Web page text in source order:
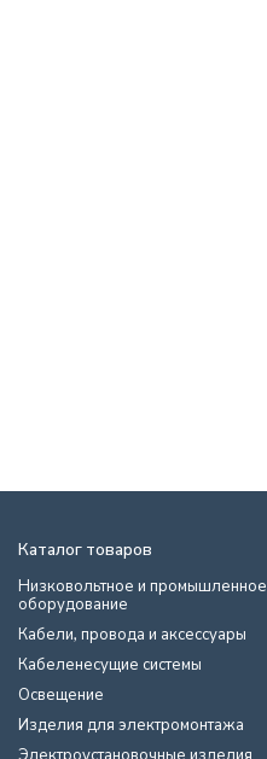
Каталог товаров
Низковольтное и промышленное
оборудование
Кабели, провода и аксессуары
Кабеленесущие системы
Освещение
Изделия для электромонтажа
Электроустановочные изделия